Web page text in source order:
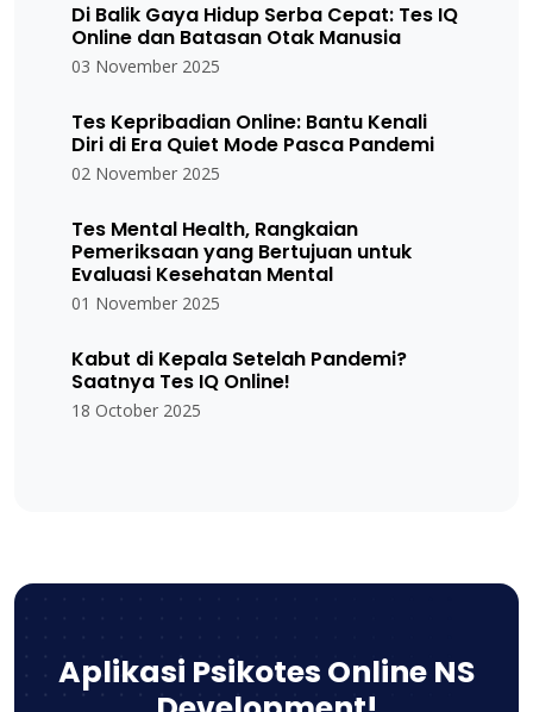
Di Balik Gaya Hidup Serba Cepat: Tes IQ
Online dan Batasan Otak Manusia
03 November 2025
Tes Kepribadian Online: Bantu Kenali
Diri di Era Quiet Mode Pasca Pandemi
02 November 2025
Tes Mental Health, Rangkaian
Pemeriksaan yang Bertujuan untuk
Evaluasi Kesehatan Mental
01 November 2025
Kabut di Kepala Setelah Pandemi?
Saatnya Tes IQ Online!
18 October 2025
Aplikasi Psikotes Online NS